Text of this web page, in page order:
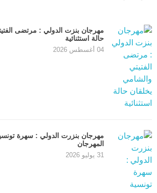
مهرجان بنزت الدولي : مرتضى
حالة استثنائية
04 أغسطس 2026
مهرجان بنزرت الدولي : سهرة
المهرجان
31 يوليو 2026